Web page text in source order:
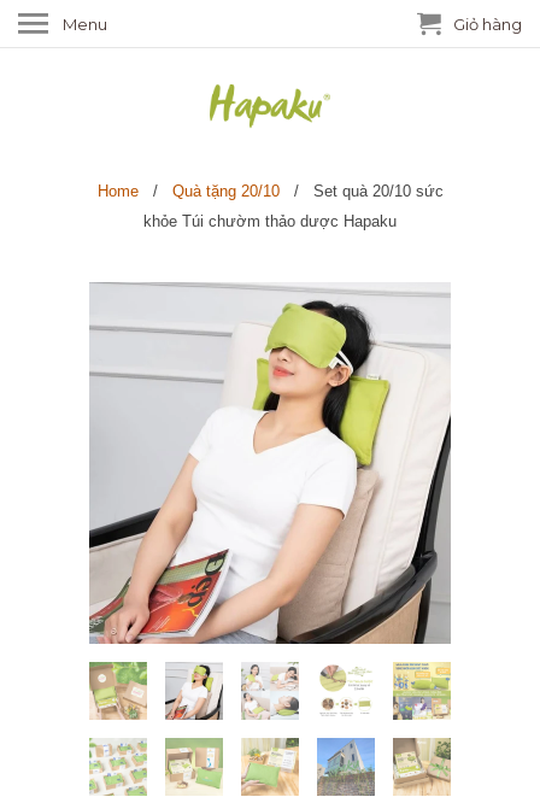
Home/ Quà tặng 20/10
/ Set quà 20/10 sức
khỏe Túi chườm thảo dược Hapaku
Menu Giỏ hàng